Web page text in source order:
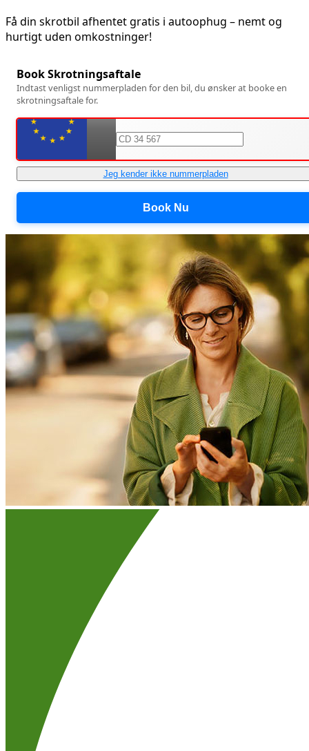
Få din skrotbil afhentet gratis i autoophug – nemt og
hurtigt uden omkostninger!
Book Skrotningsaftale
Indtast venligst nummerpladen for den bil, du ønsker at booke en
skrotningsaftale for.
Jeg kender ikke nummerpladen
Book Nu